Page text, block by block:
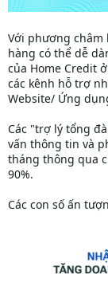
Với phương châm
hàng có thể dễ
của Home Credit
các kênh hỗ trợ
Website/ Ứng
Các "trợ lý tổng
vấn thông tin và
tháng thông qua
90%.
Các con số ấn